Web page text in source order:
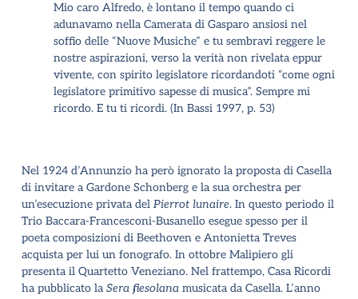
Mio caro Alfredo, è lontano il tempo quando ci
adunavamo nella Camerata di Gasparo ansiosi nel
soffio delle “Nuove Musiche” e tu sembravi reggere le
nostre aspirazioni, verso la verità non rivelata eppur
vivente, con spirito legislatore ricordandoti “come ogni
legislatore primitivo sapesse di musica”. Sempre mi
ricordo. E tu ti ricordi. (In Bassi 1997, p. 53)
Nel 1924 d’Annunzio ha però ignorato la proposta di Casella
di invitare a Gardone Schonberg e la sua orchestra per
un’esecuzione privata del Pierrot lunaire. In questo periodo il
Trio Baccara-Francesconi-Busanello esegue spesso per il
poeta composizioni di Beethoven e Antonietta Treves
acquista per lui un fonografo. In ottobre Malipiero gli
presenta il Quartetto Veneziano. Nel frattempo, Casa Ricordi
ha pubblicato la Sera fiesolanamusicata da Casella. L’anno